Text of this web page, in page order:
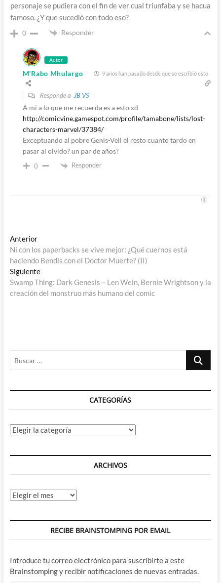
personaje se pudiera con el fin de ver cual triunfaba y se hacua
famoso. ¿Y que sucedió con todo eso?
0 Responder
Autor
M'Rabo Mhulargo 9 años han pasado desde que se escribió esto
Responde a JB VS
A mi a lo que me recuerda es a esto xd
http://comicvine.gamespot.com/profile/tamabone/lists/lost-
characters-marvel/37384/
Exceptuando al pobre Genis-Vell el resto cuanto tardo en
pasar al olvido? un par de años?
0 Responder
Navegación
de
entradas
AnteriorEntrada
anterior:
Ni con los paperbacks se vive mejor: ¿Qué cuernos está
haciendo Bendis con el Doctor Muerte? (II)
SiguienteEntrada
siguiente:
Swamp Thing: Dark Genesis – Len Wein, Bernie Wrightson y la
creación del monstruo más humano del comic
Buscar
CATEGORÍAS
Categorías
ARCHIVOS
Archivos
RECIBE BRAINSTOMPING POR EMAIL
Introduce tu correo electrónico para suscribirte a este
Brainstomping y recibir notificaciones de nuevas entradas.